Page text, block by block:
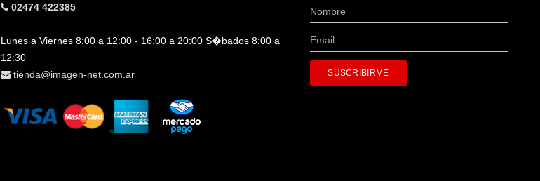
02474 422385
Lunes a Viernes 8:00 a 12:00 - 16:00 a 20:00 S�bados 8:00 a
12:30
tienda@imagen-net.com.ar